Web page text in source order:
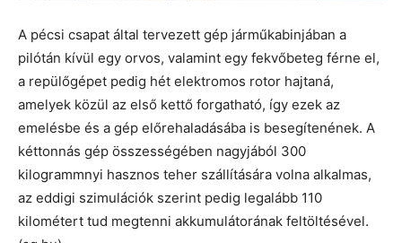
A pécsi csapat által tervezett gép járműkabinjában a
pilótán kívül egy orvos, valamint egy fekvőbeteg férne el,
a repülőgépet pedig hét elektromos rotor hajtaná,
amelyek közül az első kettő forgatható, így ezek az
emelésbe és a gép előrehaladásába is besegítenének. A
kéttonnás gép összességében nagyjából 300
kilogrammnyi hasznos teher szállítására volna alkalmas,
az eddigi szimulációk szerint pedig legalább 110
kilométert tud megtenni akkumulátorának feltöltésével.